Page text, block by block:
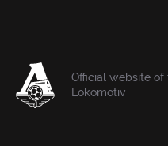
Official website
Lokomotiv